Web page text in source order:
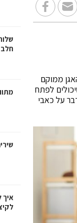
ממוקם
לפתח
על כאבי
חלב
איך